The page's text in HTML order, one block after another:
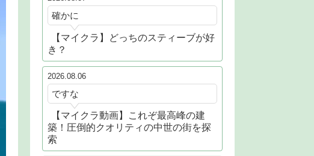
確かに
【マイクラ】どっちのスティーブが好
き？
2026.08.06
ですな
【マイクラ動画】これぞ最高峰の建
築！圧倒的クオリティの中世の街を探
索